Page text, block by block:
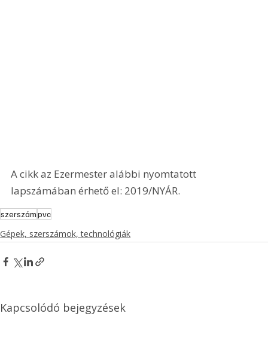
A cikk az Ezermester alábbi nyomtatott
lapszámában érhető el: 2019/NYÁR.
szerszámpvc
Gépek, szerszámok, technológiák
Kapcsolódó bejegyzések